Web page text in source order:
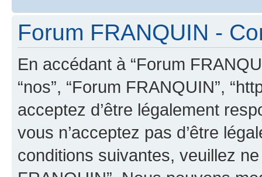
Forum FRANQUIN -
En accédant à “Forum
“nos”, “Forum FRANQUIN”,
acceptez d’être légalement
vous n’acceptez pas d’être
conditions suivantes, veuillez